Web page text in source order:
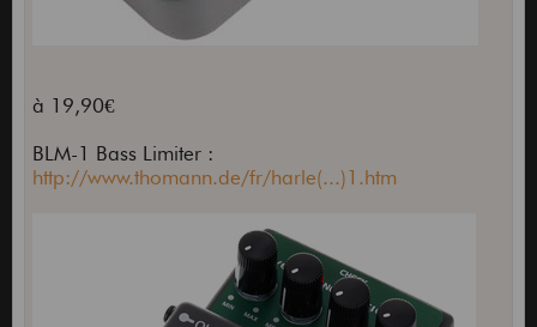
à 19,90€
BLM-1 Bass Limiter :
http://www.thomann.de/fr/harle(...)1.htm